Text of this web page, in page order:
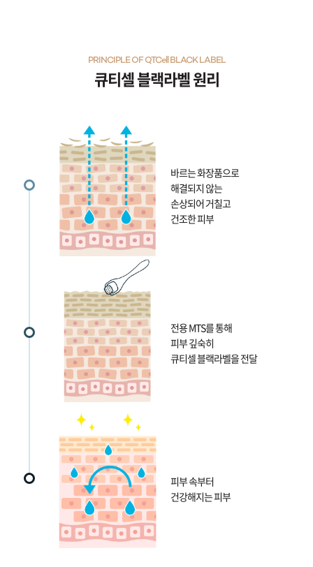
큐티셀 블랙라벨 원리
PRINCIPLE OF QTCell BLACK LABEL
바르는 화장품으로
해결되지 않는
손상되어 거칠고
건조한 피부
전용 MTS를 통해
피부 깊숙히
큐티셀 블랙라벨을 전달
피부 속부터
건강해지는 피부